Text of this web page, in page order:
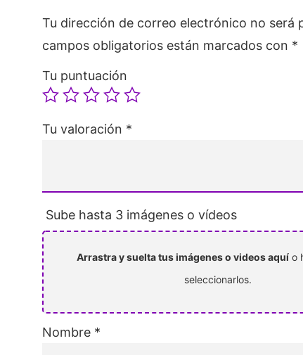
Tu dirección de correo electrónico no será
campos obligatorios están marcados con *
Tu puntuación
Tu valoración *
Sube hasta 3 imágenes o vídeos
Arrastra y suelta tus imágenes o videos aquí o
seleccionarlos.
Nombre *